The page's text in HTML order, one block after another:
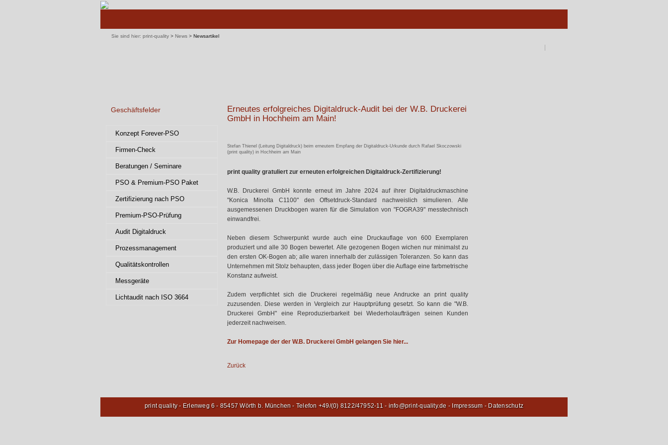
Sie sind hier: print-quality > News > Newsartikel
Erneutes erfolgreiches Digitaldruck-Audit bei der W.B. Druckerei
GmbH in Hochheim am Main!
Stefan Thienel (Leitung Digitaldruck) beim erneutem Empfang der Digitaldruck-Urkunde durch Rafael Skoczowski
(print quality) in Hochheim am Main
print quality gratuliert zur erneuten erfolgreichen Digitaldruck-Zertifizierung!
W.B. Druckerei GmbH konnte erneut im Jahre 2024 auf ihrer Digitaldruckmaschine
"Konica Minolta C1100" den Offsetdruck-Standard nachweislich simulieren. Alle
ausgemessenen Druckbogen waren für die Simulation von "FOGRA39" messtechnisch
einwandfrei.
Neben diesem Schwerpunkt wurde auch eine Druckauflage von 600 Exemplaren
produziert und alle 30 Bogen bewertet. Alle gezogenen Bogen wichen nur minimalst zu
den ersten OK-Bogen ab; alle waren innerhalb der zulässigen Toleranzen. So kann das
Unternehmen mit Stolz behaupten, dass jeder Bogen über die Auflage eine farbmetrische
Konstanz aufweist.
Zudem verpflichtet sich die Druckerei regelmäßig neue Andrucke an print quality
zuzusenden. Diese werden in Vergleich zur Hauptprüfung gesetzt. So kann die "W.B.
Druckerei GmbH" eine Reproduzierbarkeit bei Wiederholaufträgen seinen Kunden
jederzeit nachweisen.
Zur Homepage der der W.B. Druckerei GmbH gelangen Sie hier...
Zurück
Geschäftsfelder
Navigation
überspringen
Konzept Forever-PSO
Firmen-Check
Beratungen / Seminare
PSO & Premium-PSO Paket
Zertifizierung nach PSO
Premium-PSO-Prüfung
Audit Digitaldruck
Prozessmanagement
Qualitätskontrollen
Messgeräte
Lichtaudit nach ISO 3664
print quality - Erlenweg 6 - 85457 Wörth b. München - Telefon +49/(0) 8122/47952-11 - info@print-quality.de- Impressum- Datenschutz